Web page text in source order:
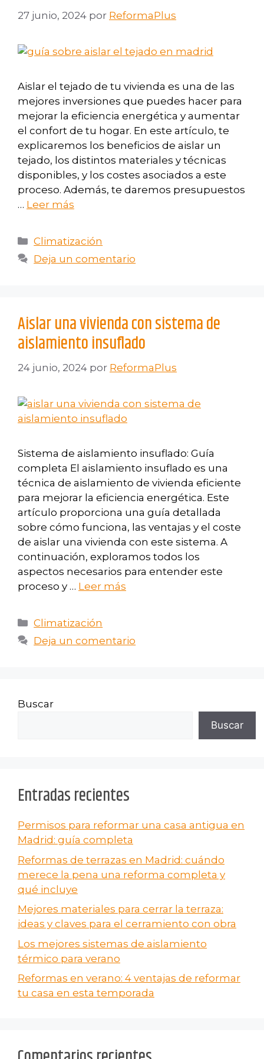
27 junio, 2024 por ReformaPlus
Aislar el tejado de tu vivienda es una de las
mejores inversiones que puedes hacer para
mejorar la eficiencia energética y aumentar
el confort de tu hogar. En este artículo, te
explicaremos los beneficios de aislar un
tejado, los distintos materiales y técnicas
disponibles, y los costes asociados a este
proceso. Además, te daremos presupuestos
… Leer más
Climatización
Deja un comentario
Aislar una vivienda con sistema de
aislamiento insuflado
24 junio, 2024 por ReformaPlus
Sistema de aislamiento insuflado: Guía
completa El aislamiento insuflado es una
técnica de aislamiento de vivienda eficiente
para mejorar la eficiencia energética. Este
artículo proporciona una guía detallada
sobre cómo funciona, las ventajas y el coste
de aislar una vivienda con este sistema. A
continuación, exploramos todos los
aspectos necesarios para entender este
proceso y … Leer más
Climatización
Deja un comentario
Buscar
Buscar
Entradas recientes
Permisos para reformar una casa antigua en
Madrid: guía completa
Reformas de terrazas en Madrid: cuándo
merece la pena una reforma completa y
qué incluye
Mejores materiales para cerrar la terraza:
ideas y claves para el cerramiento con obra
Los mejores sistemas de aislamiento
térmico para verano
Reformas en verano​: 4 ventajas de reformar
tu casa en esta temporada